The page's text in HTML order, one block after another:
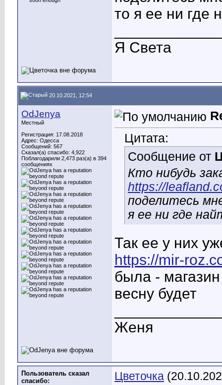
то я ее ни где
Я Света
20.10.2021, 12:54
OdJenya
Местный
Регистрация: 17.08.2018
Адрес: Одесса
Сообщений: 567
Сказал(а) спасибо: 4,922
Поблагодарили 2,473 раз(а) в 394
сообщениях
Цитата:
Сообщение от
Кто нибудь
https://
поделитесь
я ее ни где
Так ее у них
https://mir-
была -
весну будет
Женя
Пользователь сказал
cпасибо:
Цветочка